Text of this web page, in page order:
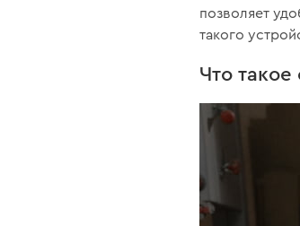
позволяет
такого
Что